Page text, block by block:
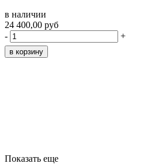
в наличии
24 400,00 руб
-
+
Показать еще